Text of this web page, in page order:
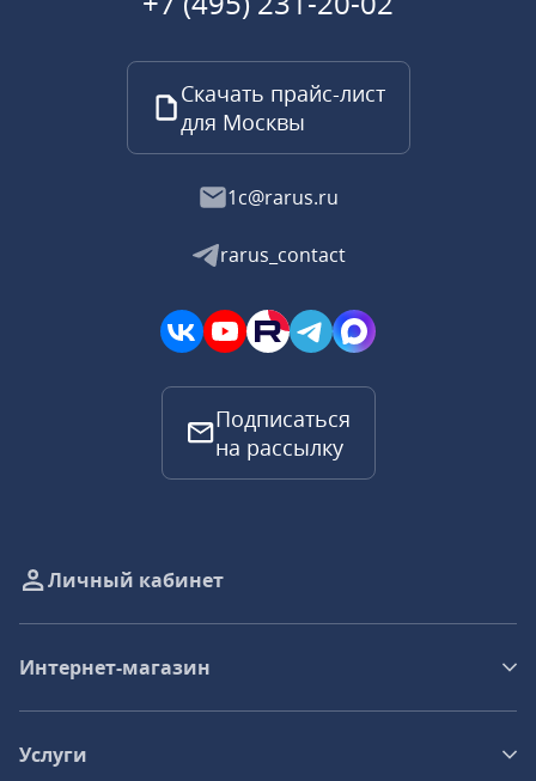
Скачать прайс-лист
для Москвы
1c@rarus.ru
rarus_contact
Подписаться
на рассылку
Личный кабинет
Интернет-магазин
Услуги